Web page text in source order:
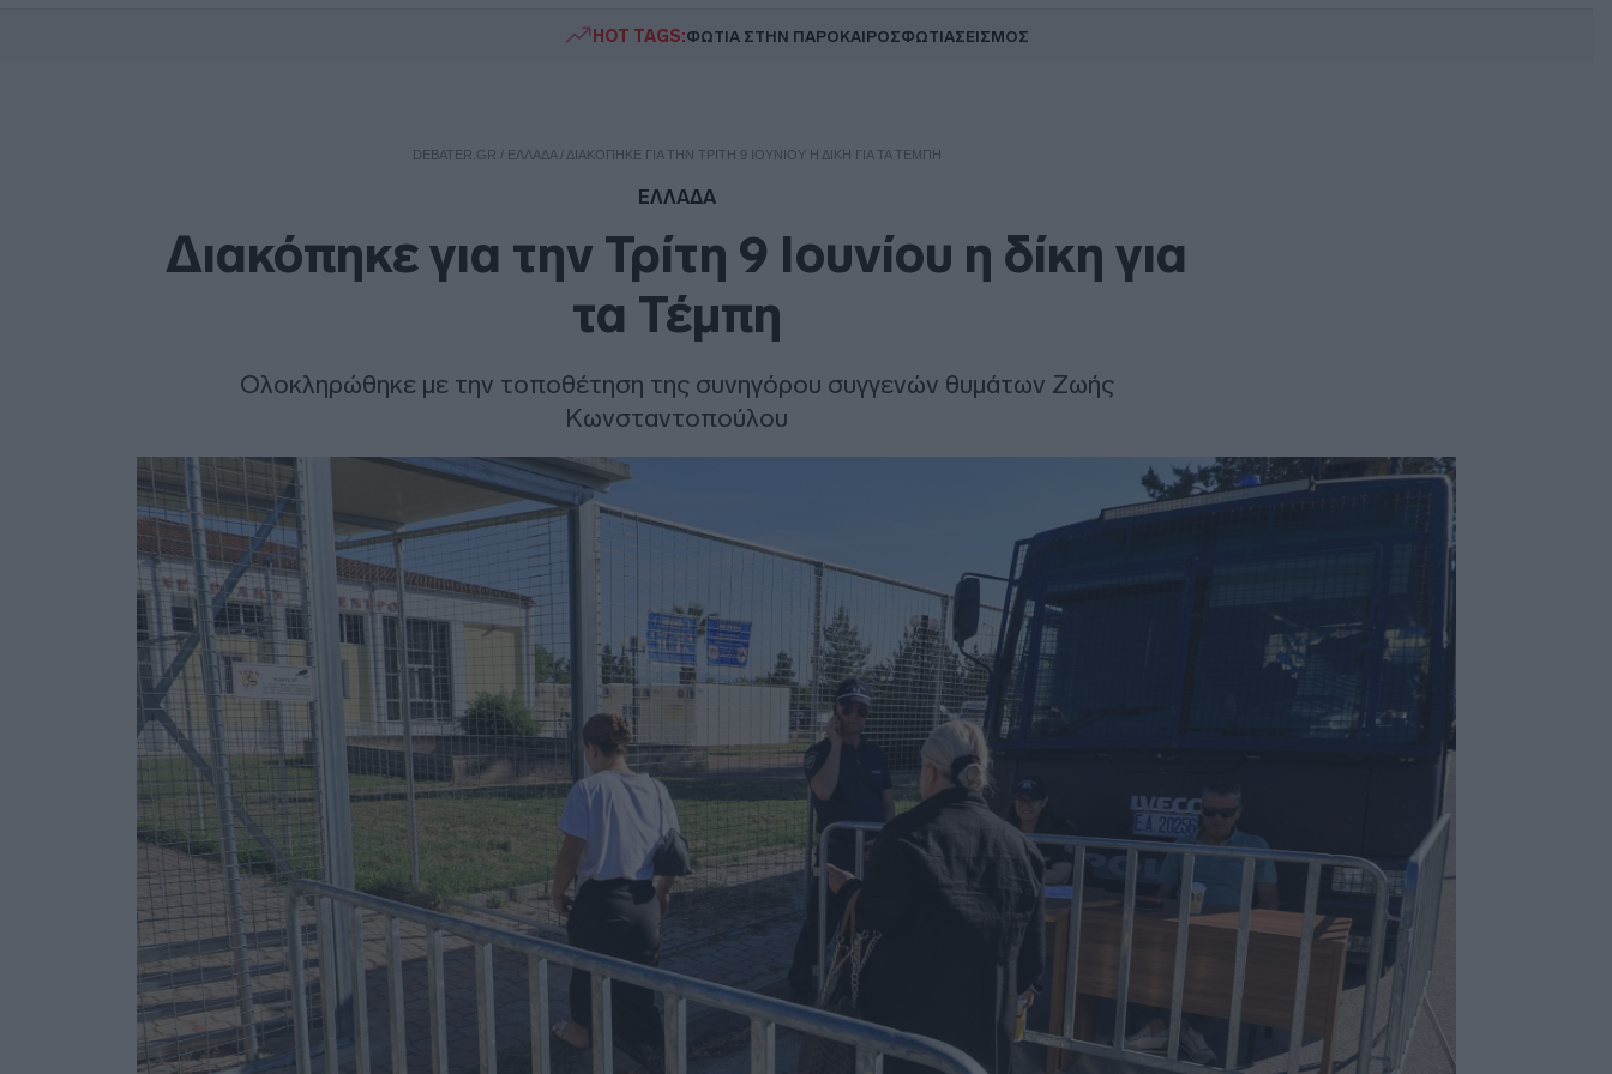
HOT TAGS:ΦΩΤΙΑ ΣΤΗΝ ΠΑΡΟΚΑΙΡΟΣΦΩΤΙΑΣΕΙΣΜΟΣ
DEBATER.GR / ΕΛΛΑΔΑ/ ΔΙΑΚΌΠΗΚΕ ΓΙΑ ΤΗΝ ΤΡΊΤΗ 9 ΙΟΥΝΊΟΥ Η ΔΊΚΗ ΓΙΑ ΤΑ ΤΈΜΠΗ
ΕΛΛΑΔΑ
Διακόπηκε για την Τρίτη 9 Ιουνίου η δίκη για
τα Τέμπη
Ολοκληρώθηκε με την τοποθέτηση της συνηγόρου συγγενών θυμάτων Ζωής
Κωνσταντοπούλου